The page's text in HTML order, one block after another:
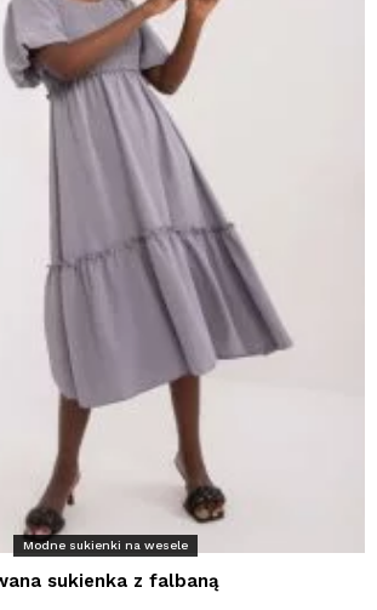
Modne sukienki na wesele
sukienka z falbaną